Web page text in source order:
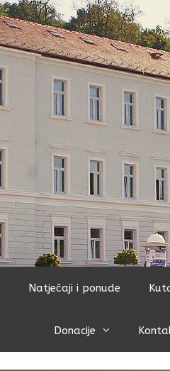
Natječaji i ponude
Donacije